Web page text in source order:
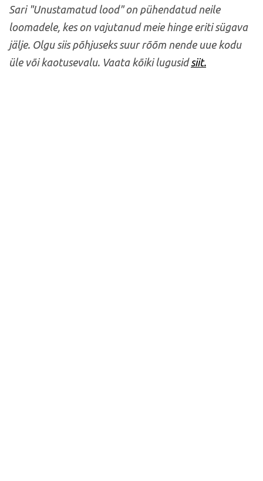
Sari "Unustamatud lood" on pühendatud neile
loomadele, kes on vajutanud meie hinge eriti sügava
jälje. Olgu siis põhjuseks suur rõõm nende uue kodu
üle või kaotusevalu. Vaata kõiki lugusid siit.